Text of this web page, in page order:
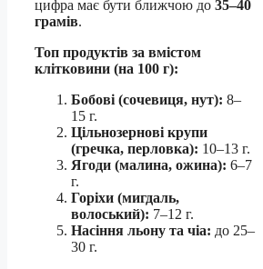
цифра має бути ближчою до 35–40
грамів.
Топ продуктів за вмістом
клітковини (на 100 г):
Бобові (сочевиця, нут): 8–
15 г.
Цільнозернові крупи
(гречка, перловка): 10–13 г.
Ягоди (малина, ожина): 6–7
г.
Горіхи (мигдаль,
волоський): 7–12 г.
Насіння льону та чіа: до 25–
30 г.